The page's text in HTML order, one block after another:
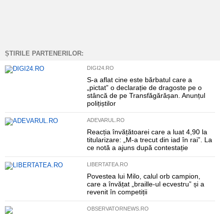
ȘTIRILE PARTENERILOR:
DIGI24.RO
S-a aflat cine este bărbatul care a
„pictat” o declarație de dragoste pe o
stâncă de pe Transfăgărășan. Anunțul
polițiștilor
ADEVARUL.RO
Reacția învățătoarei care a luat 4,90 la
titularizare: „M-a trecut din iad în rai”. La
ce notă a ajuns după contestație
LIBERTATEA.RO
Povestea lui Milo, calul orb campion,
care a învățat „braille-ul ecvestru” și a
revenit în competiții
OBSERVATORNEWS.RO